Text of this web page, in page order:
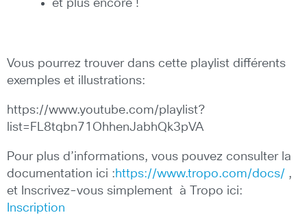
et plus encore !
Vous pourrez trouver dans cette playlist différents
exemples et illustrations:
https://www.youtube.com/playlist?
list=FL8tqbn71OhhenJabhQk3pVA
Pour plus d’informations, vous pouvez consulter la
documentation ici :https://www.tropo.com/docs/ ,
et Inscrivez-vous simplement à Tropo ici:
Inscription